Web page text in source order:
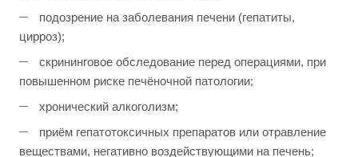
подозрение на заболевания печени (гепатиты,
цирроз);
скрининговое обследование перед операциями, при
повышенном риске печёночной патологии;
хронический алкоголизм;
приём гепатотоксичных препаратов или отравление
веществами, негативно воздействующими на печень;